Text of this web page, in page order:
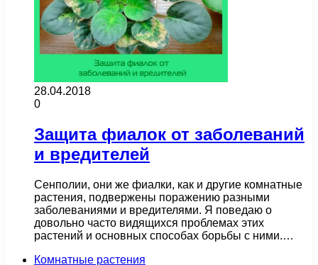
28.04.2018
0
Защита фиалок от заболеваний
и вредителей
Сенполии, они же фиалки, как и другие комнатные
растения, подвержены поражению разными
заболеваниями и вредителями. Я поведаю о
довольно часто видящихся проблемах этих
растений и основных способах борьбы с ними.…
Комнатные растения